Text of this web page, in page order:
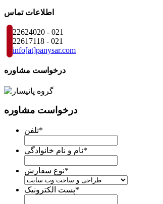
اطلاعات تماس
22624020 - 021
22617118 - 021
info[at]panysar.com
درخواست مشاوره
درخواست مشاوره
تلفن*
نام و نام خانوادگی*
نوع سفارش*
پست الکترونیک*